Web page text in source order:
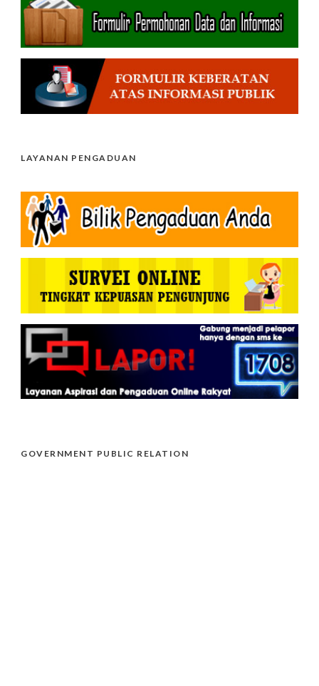
LAYANAN PENGADUAN
GOVERNMENT PUBLIC RELATION